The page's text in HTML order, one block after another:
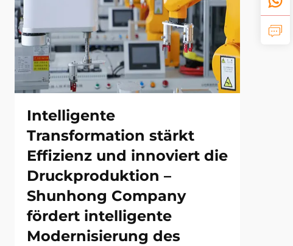
Intelligente
Transformation stärkt
Effizienz und innoviert die
Druckproduktion –
Shunhong Company
fördert intelligente
Modernisierung des